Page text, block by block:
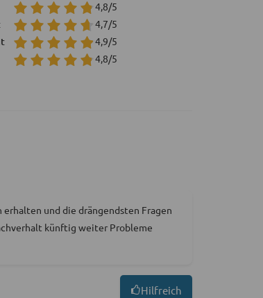
4,8/5
4,7/5
4,9/5
4,8/5
und die drängendsten Fragen
künftig weiter Probleme
Hilfreich